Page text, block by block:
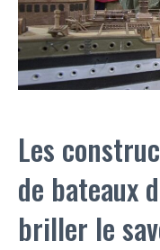
Les
de bateaux
briller le